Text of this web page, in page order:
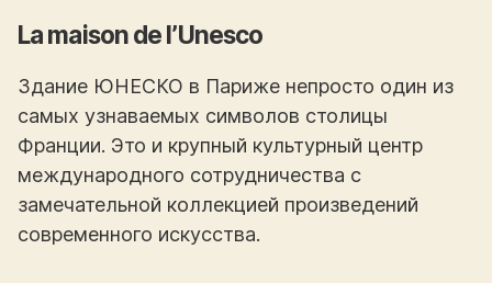
La maison de l’Unesco
Здание ЮНЕСКО в Париже непросто один из
самых узнаваемых символов столицы
Франции. Это и крупный культурный центр
международного сотрудничества с
замечательной коллекцией произведений
современного искусства.